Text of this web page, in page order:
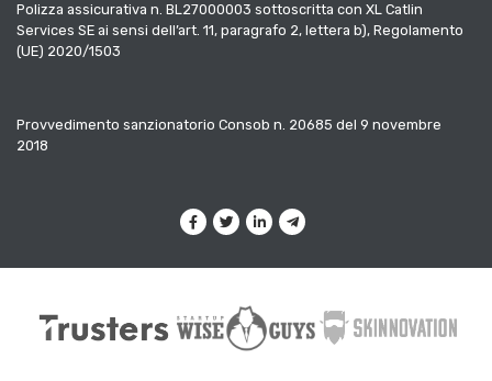
Polizza assicurativa n. BL27000003 sottoscritta con XL Catlin
Services SE ai sensi dell’art. 11, paragrafo 2, lettera b), Regolamento
(UE) 2020/1503
Provvedimento sanzionatorio Consob n. 20685 del 9 novembre
2018